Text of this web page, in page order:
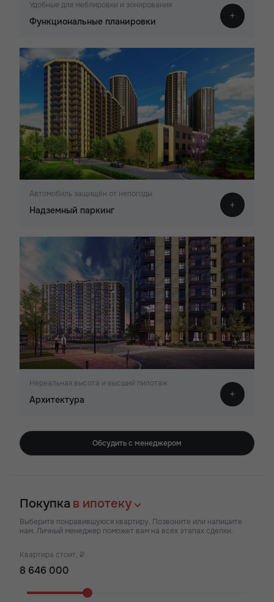
Удобные для меблировки и зонирования
Функциональные планировки
Автомобиль защищён от непогоды
Надземный паркинг
Нереальная высота и высший пилотаж
Архитектура
Обсудить с менеджером
Покупка в ипотеку
Выберите понравившуюся квартиру. Позвоните или напишите
нам. Личный менеджер поможет вам на всех этапах сделки.
Квартира стоит, ₽